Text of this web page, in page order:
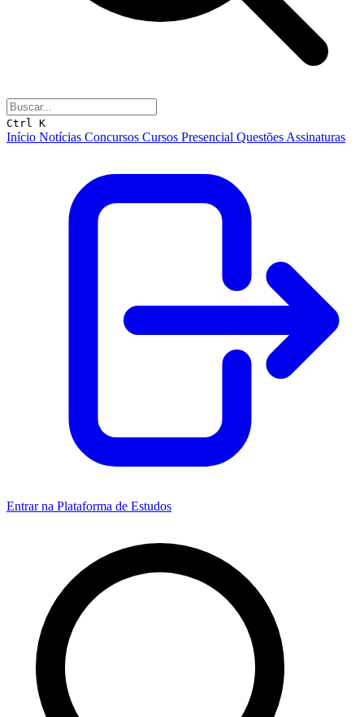
Ctrl K
Início Notícias Concursos Cursos Presencial Questões Assinaturas
Entrar na Plataforma de Estudos